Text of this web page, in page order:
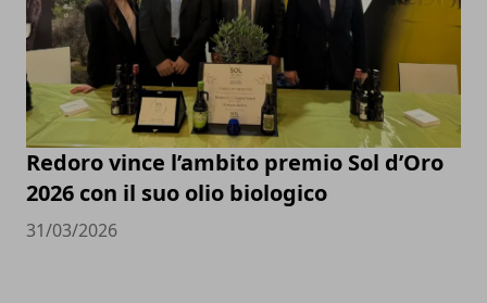
Redoro vince l’ambito premio Sol d’Oro
2026 con il suo olio biologico
31/03/2026